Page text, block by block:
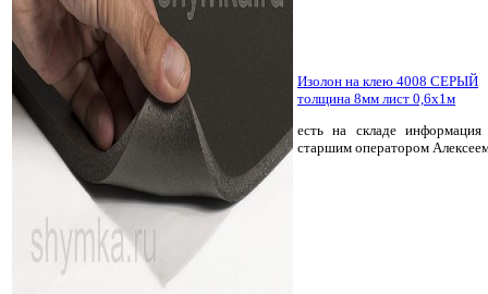
Изолон на клею 4008 СЕРЫЙ
толщина 8мм лист 0,6х1м
есть на складе информация
старшим оператором